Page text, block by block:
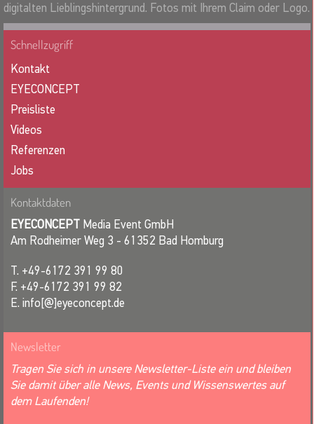
digitalten Lieblingshintergrund. Fotos mit Ihrem Claim oder Logo.
Schnellzugriff
Kontakt
EYECONCEPT
Preisliste
Videos
Referenzen
Jobs
Kontaktdaten
EYECONCEPT Media Event GmbH
Am Rodheimer Weg 3 - 61352 Bad Homburg
T. +49-6172 391 99 80
F. +49-6172 391 99 82
E. info[@]eyeconcept.de
Newsletter
Tragen Sie sich in unsere Newsletter-Liste ein und bleiben
Sie damit über alle News, Events und Wissenswertes auf
dem Laufenden!